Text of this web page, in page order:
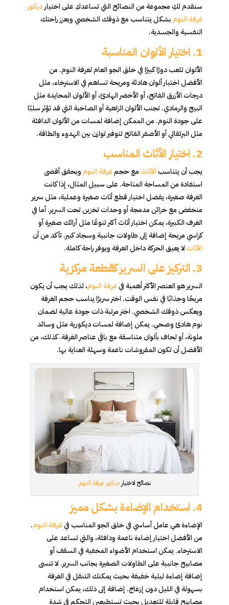
سنقدم لكِ مجموعة من النصائح التي تساعدكِ على اختيار ديكور
غرفة النومبشكل يتناسب مع ذوقك الشخصي ويعزز راحتك
النفسية والجسدية.
1. اختيار الألوان المناسبة
الألوان تلعب دورًا كبيرًا في خلق الجو العام لغرفة النوم. من
الأفضل اختيار ألوان هادئة ومريحة تساهم في الاسترخاء، مثل
درجات الأزرق الفاتح، أو الأخضر الهادئ، أو الألوان المحايدة مثل
البيج والرمادي. تجنب الألوان الزاهية أو الصاخبة التي قد تؤثر سلبًا
على جودة النوم. من الممكن إضافة لمسات من الألوان الدافئة
مثل البرتقالي أو الأصفر الفاتح لتوفير توازن بين الهدوء والطاقة.
2. اختيار الأثاث المناسب
يجب أن يتناسبالأثاثمع حجمغرفة النومويحقق أقصى
استفادة من المساحة المتاحة. على سبيل المثال، إذا كانت
الغرفة صغيرة، يفضل اختيار قطع أثاث صغيرة وعملية، مثل سرير
منخفض مع خزائن مدمجة أو وحدات تخزين تحت السرير. أما في
الغرف الكبيرة، يمكن اختيار أثاث أكثر تنوعًا مثل أرائك صغيرة أو
كراسي مريحة إضافة إلى طاولات جانبية وسجاد كبير. تأكد من أن
الأثاثلا يعيق الحركة داخل الغرفة ويوفر راحة كاملة.
3. التركيز على السرير كقطعة مركزية
السرير هو العنصر الأكثر أهمية فيغرفة النوم، لذلك يجب أن يكون
مريحًا وجذابًا في نفس الوقت. اختر سريرًا يناسب حجم الغرفة
ويعكس ذوقك الشخصي. اختر مرتبة ذات جودة عالية لضمان
نوم هادئ وصحي. يمكن إضافة لمسات ديكورية مثل وسائد
ملونة، أو لحاف بألوان متناسقة مع باقي عناصر الغرفة. كذلك، من
الأفضل أن تكون المفروشات ناعمة وسهلة العناية بها.
نصائح لاختيارديكور غرفة النوم
4. استخدام الإضاءة بشكل مميز
الإضاءة هي عامل أساسي في خلق الجو المناسب فيغرفة النوم.
من الأفضل اختيار إضاءة ناعمة ودافئة، والتي تساعد على
الاسترخاء. يمكن استخدام الأضواء المخفية في السقف أو
مصابيح جانبية على الطاولات الصغيرة بجانب السرير. لا تنسى
إضافة إضاءة ليلية خفيفة بحيث يمكنك التنقل في الغرفة
بسهولة في الليل دون إزعاج. إضافة إلى ذلك، يمكن استخدام
مصابيح قابلة للتعديل بحيث تستطيعين التحكم في شدة